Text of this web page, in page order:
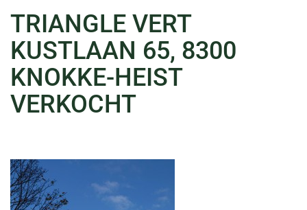
TRIANGLE VERT
KUSTLAAN 65, 8300
KNOKKE-HEIST
VERKOCHT